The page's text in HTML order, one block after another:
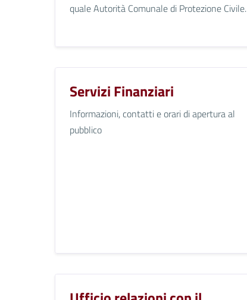
quale Autorità Comunale di Protezione Civile.
Servizi Finanziari
Informazioni, contatti e orari di apertura al
pubblico